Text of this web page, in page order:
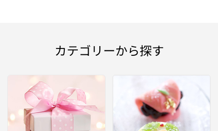
カテゴリーから探す